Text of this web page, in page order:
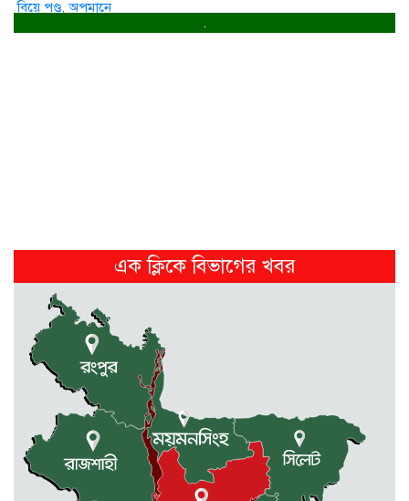
নেত্রকোনায় নিজ বসত ঘরে গলা...
ফ্যাসিস্টের দোসর চুপ্পুকে গ্রেফতার করে...
2 weeks আগে
গৌরীপুরের কালীপুর ছোট তরফ
জমিদারবাড়ির...
2 weeks আগে
.
এক ক্লিকে বিভাগের খবর